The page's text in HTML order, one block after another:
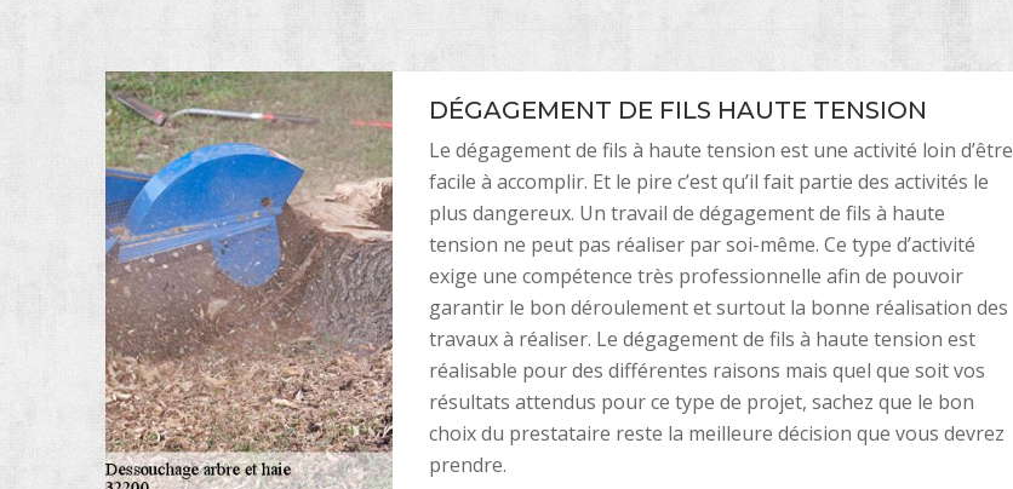
DÉGAGEMENT DE FILS HAUTE TENSION
Le dégagement de fils à haute tension est une activité loin d’être
facile à accomplir. Et le pire c’est qu’il fait partie des activités le
plus dangereux. Un travail de dégagement de fils à haute
tension ne peut pas réaliser par soi-même. Ce type d’activité
exige une compétence très professionnelle afin de pouvoir
garantir le bon déroulement et surtout la bonne réalisation des
travaux à réaliser. Le dégagement de fils à haute tension est
réalisable pour des différentes raisons mais quel que soit vos
résultats attendus pour ce type de projet, sachez que le bon
choix du prestataire reste la meilleure décision que vous devrez
prendre.